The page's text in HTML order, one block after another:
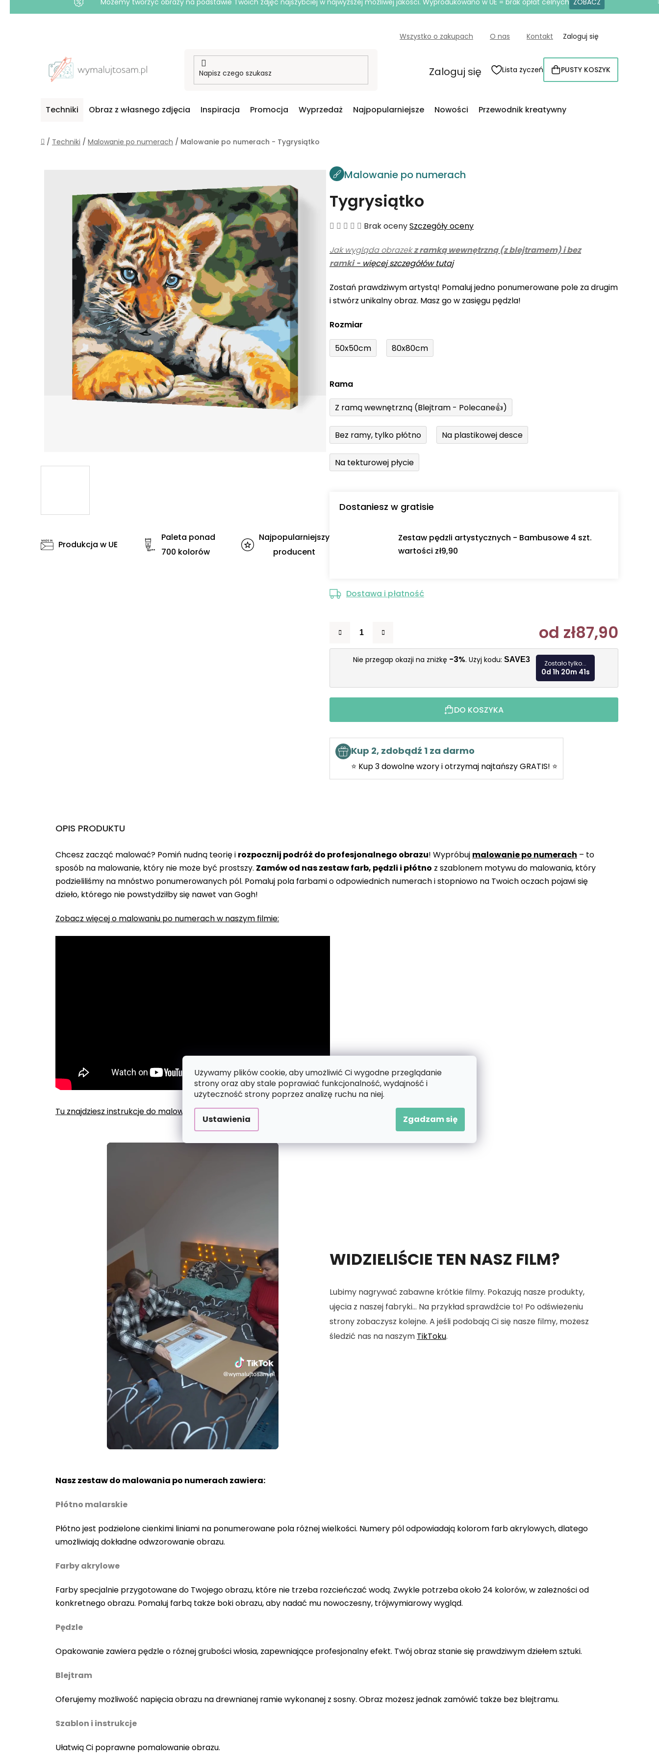
Używamy plików cookie, aby umożliwić Ci wygodne przeglądanie
strony oraz aby stale poprawiać funkcjonalność, wydajność i
użyteczność strony poprzez analizę ruchu na niej.
Ustawienia Zgadzam się
Możemy tworzyć obrazy na podstawie Twoich zdjęć najszybciej w najwyższej możliwej jakości. Wyprodukowano w UE = brak opłat celnych ZOBACZ
Wszystko o zakupach O nas Kontakt Zaloguj się
Zaloguj się Lista życzeń KOSZYK
PUSTY KOSZYK
Techniki Obraz z własnego zdjęcia Inspiracja Promocja Wyprzedaż Najpopularniejsze Nowości Przewodnik kreatywny
Home
/ Techniki / Malowanie po numerach / Malowanie po numerach - Tygrysiątko
Malowanie po numerach
Tygrysiątko
Średnia
produktu
wynosi
na
5
Brak ocenySzczegóły oceny
Jak wygląda obrazekz ramką wewnętrzną (z blejtramem) i bez
ramki- więcej szczegółów tutaj
Zostań prawdziwym artystą! Pomaluj jedno ponumerowane pole za drugim
i stwórz unikalny obraz. Masz go w zasięgu pędzla!
Rozmiar
50x50cm 80x80cm
Rama
Z ramą wewnętrzną (Blejtram - Polecane👍)
Bez ramy, tylko płótno Na plastikowej desce
Na tekturowej płycie
Dostaniesz w gratisie
Zestaw pędzli artystycznych - Bambusowe 4 szt.
wartości zł9,90
Dostawa i płatność
od zł87,90
Cena
Nie przegap okazji na zniżkę -3%. Użyj kodu: SAVE3 Zostało tylko...
0d 1h 20m 40s
DO KOSZYKA
Kup 2, zdobądź 1 za darmo
⭐ Kup 3 dowolne wzory i otrzymaj najtańszy GRATIS! ⭐
Produkcja w UE
Paleta ponad
700 kolorów
Najpopularniejszy
producent
OPIS PRODUKTU
Chcesz zacząć malować? Pomiń nudną teorię i rozpocznij podróż do profesjonalnego obrazu! Wypróbuj malowanie po numerach – to
sposób na malowanie, który nie może być prostszy. Zamów od nas zestaw farb, pędzli i płótno z szablonem motywu do malowania, który
podzieliliśmy na mnóstwo ponumerowanych pól. Pomaluj pola farbami o odpowiednich numerach i stopniowo na Twoich oczach pojawi się
dzieło, którego nie powstydziłby się nawet van Gogh!
Zobacz więcej o malowaniu po numerach w naszym filmie:
Tu znajdziesz instrukcje do malowania po numerach.
Unmute Loaded
80.40%
WIDZIELIŚCIE TEN NASZ FILM?
Lubimy nagrywać zabawne krótkie filmy. Pokazują nasze produkty,
ujęcia z naszej fabryki... Na przykład sprawdźcie to! Po odświeżeniu
strony zobaczysz kolejne. A jeśli podobają Ci się nasze filmy, możesz
śledzić nas na naszym TikToku.
Nasz zestaw do malowania po numerach zawiera:
Płótno malarskie
Płótno jest podzielone cienkimi liniami na ponumerowane pola różnej wielkości. Numery pól odpowiadają kolorom farb akrylowych, dlatego
umożliwiają dokładne odwzorowanie obrazu.
Farby akrylowe
Farby specjalnie przygotowane do Twojego obrazu, które nie trzeba rozcieńczać wodą. Zwykle potrzeba około 24 kolorów, w zależności od
konkretnego obrazu. Pomaluj farbą także boki obrazu, aby nadać mu nowoczesny, trójwymiarowy wygląd.
Pędzle
Opakowanie zawiera pędzle o różnej grubości włosia, zapewniające profesjonalny efekt. Twój obraz stanie się prawdziwym dziełem sztuki.
Blejtram
Oferujemy możliwość napięcia obrazu na drewnianej ramie wykonanej z sosny. Obraz możesz jednak zamówić także bez blejtramu.
Szablon i instrukcje
Ułatwią Ci poprawne pomalowanie obrazu.